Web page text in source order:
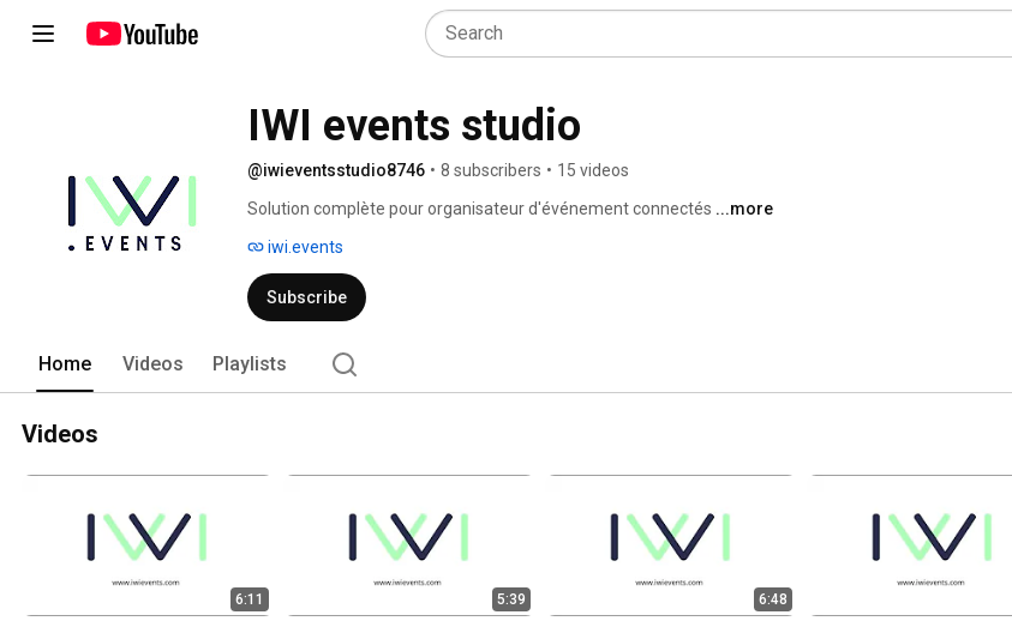
IWI events studio
@iwieventsstudio8746 • 8 subscribers • 15 videos
Solution complète pour organisateur d'événement connectés ...more
iwi.events
Subscribe
Home Videos Playlists
Videos
6:11 5:39 6:48